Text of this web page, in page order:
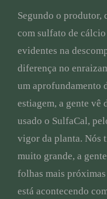
Segundo o produtor,
com sulfato de
evidentes na
diferença no
um aprofundamento
estiagem, a gente vê
usado o SulfaCal,
vigor da planta. Nós
muito grande, a
folhas mais
está acontecendo